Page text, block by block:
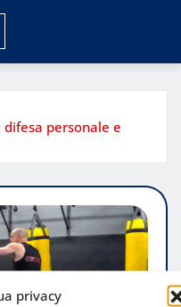
privacy
personale e